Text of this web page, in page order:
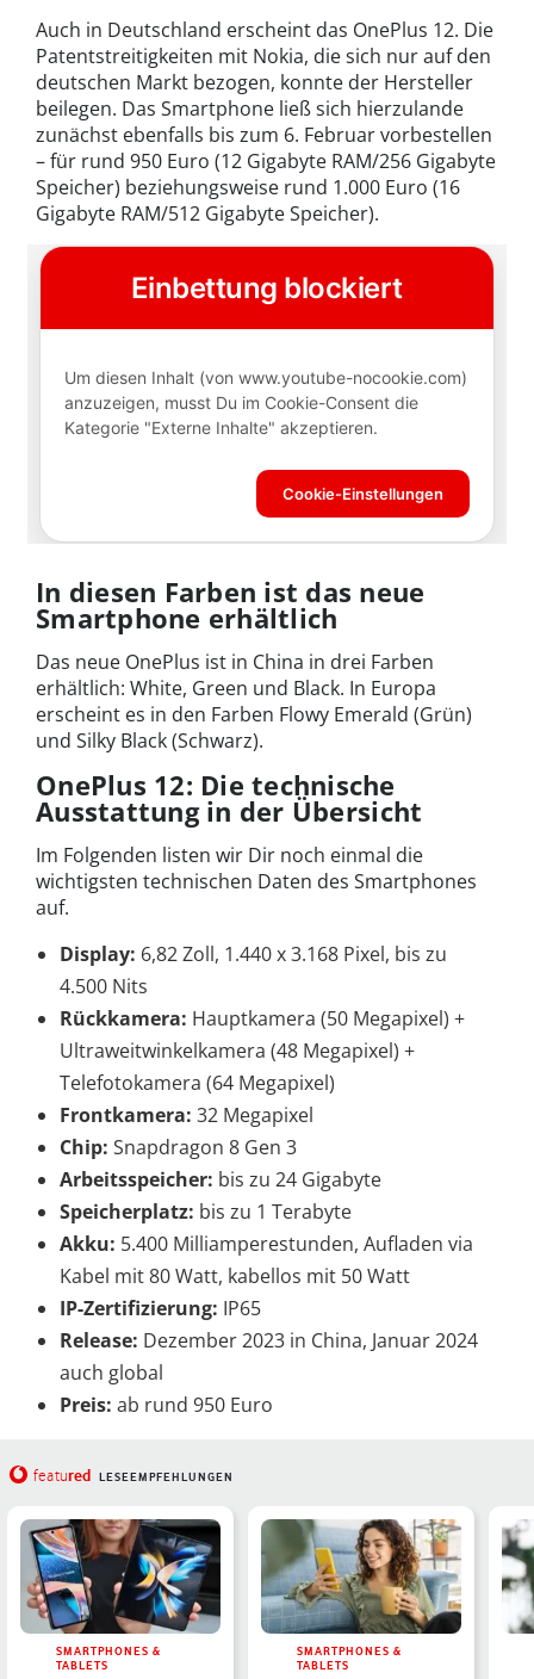
Auch in Deutschland erscheint das OnePlus 12. Die
Patentstreitigkeiten mit Nokia, die sich nur auf den
deutschen Markt bezogen, konnte der Hersteller
beilegen. Das Smartphone ließ sich hierzulande
zunächst ebenfalls bis zum 6. Februar vorbestellen
– für rund 950 Euro (12 Gigabyte RAM/256 Gigabyte
Speicher) beziehungsweise rund 1.000 Euro (16
Gigabyte RAM/512 Gigabyte Speicher).
In diesen Farben ist das neue
Smartphone erhältlich
Das neue OnePlus ist in China in drei Farben
erhältlich: White, Green und Black. In Europa
erscheint es in den Farben Flowy Emerald (Grün)
und Silky Black (Schwarz).
OnePlus 12: Die technische
Ausstattung in der Übersicht
Im Folgenden listen wir Dir noch einmal die
wichtigsten technischen Daten des Smartphones
auf.
Display: 6,82 Zoll, 1.440 x 3.168 Pixel, bis zu
4.500 Nits
Rückkamera: Hauptkamera (50 Megapixel) +
Ultraweitwinkelkamera (48 Megapixel) +
Telefotokamera (64 Megapixel)
Frontkamera: 32 Megapixel
Chip: Snapdragon 8 Gen 3
Arbeitsspeicher: bis zu 24 Gigabyte
Speicherplatz: bis zu 1 Terabyte
Akku: 5.400 Milliamperestunden, Aufladen via
Kabel mit 80 Watt, kabellos mit 50 Watt
IP-Zertifizierung: IP65
Release: Dezember 2023 in China, Januar 2024
auch global
Preis: ab rund 950 Euro
featured LESEEMPFEHLUNGEN
SMARTPHONES &
TABLETS
SMARTPHONES &
TABLETS